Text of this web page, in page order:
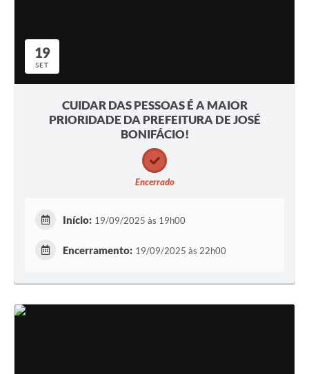
19
SET
CUIDAR DAS PESSOAS É A MAIOR
PRIORIDADE DA PREFEITURA DE JOSÉ
BONIFÁCIO!
Encerrado
Início: 19/09/2025 às 19h00
Encerramento: 19/09/2025 às 22h00